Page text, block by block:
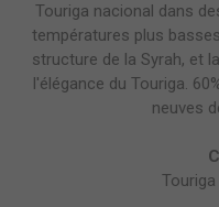
Touriga nacional dans
températures plus
structure de la Syrah, et
l'élégance du Touriga.
neuves